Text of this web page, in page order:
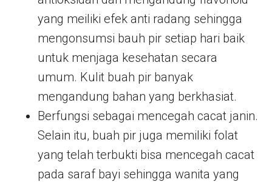
yang meiliki efek anti radang sehingga
mengonsumsi bauh pir setiap hari baik
untuk menjaga kesehatan secara
umum. Kulit buah pir banyak
mengandung bahan yang berkhasiat.
Berfungsi sebagai mencegah cacat janin.
Selain itu, buah pir juga memiliki folat
yang telah terbukti bisa mencegah cacat
pada saraf bayi sehingga wanita yang